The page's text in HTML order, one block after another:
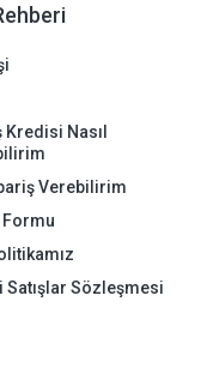
Kredisi Nasıl
Verebilirim
Formu
Satışlar Sözleşmesi